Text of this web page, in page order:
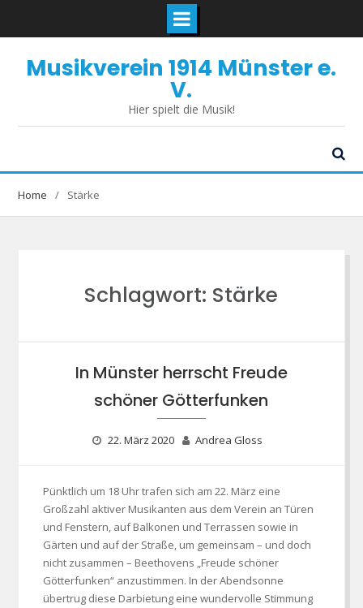
contentMusikverein 1914 Münster e.
V.
Hier spielt die Musik!
Home Stärke
Schlagwort: Stärke
In Münster herrscht Freude
schöner Götterfunken
22. März 2020 Andrea Gloss
Pünktlich um 18 Uhr trafen sich am 22. März eine
Großzahl aktiver Musikanten aus dem Verein an Türen
und Fenstern, auf Balkonen und Terrassen sowie in
Gärten und auf der Straße, um gemeinsam – und doch
nicht zusammen – Beethovens „Freude schöner
Götterfunken“ anzustimmen. In der Abendsonne
übertrug diese Darbietung eine wundervolle Stimmung